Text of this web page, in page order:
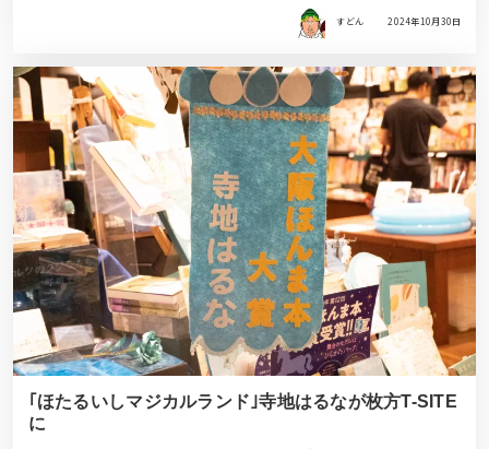
すどん 2024年10月30日
｢ほたるいしマジカルランド｣寺地はるなが枚方T-SITE
に